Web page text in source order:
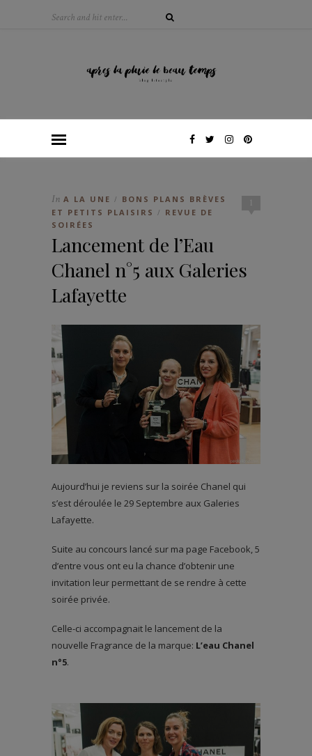
1
In A LA UNE /
BONS PLANS BRÈVES
ET PETITS PLAISIRS /
REVUE DE
SOIRÉES
Lancement de l’Eau
Chanel n°5 aux Galeries
Lafayette
Aujourd’hui je reviens sur la soirée Chanel qui
s’est déroulée le 29 Septembre aux Galeries
Lafayette.
Suite au concours lancé sur ma page Facebook, 5
d’entre vous ont eu la chance d’obtenir une
invitation leur permettant de se rendre à cette
soirée privée.
Celle-ci accompagnait le lancement de la
nouvelle Fragrance de la marque: L’eau Chanel
n°5.